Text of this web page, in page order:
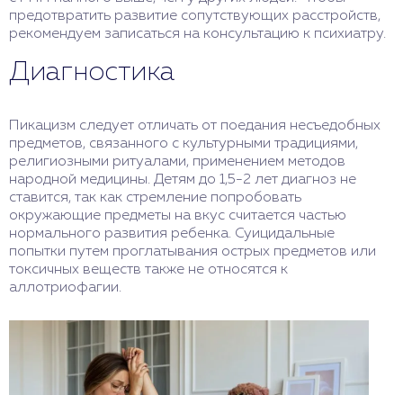
предотвратить развитие сопутствующих расстройств,
рекомендуем записаться на консультацию к психиатру.
Диагностика
Пикацизм следует отличать от поедания несъедобных
предметов, связанного с культурными традициями,
религиозными ритуалами, применением методов
народной медицины. Детям до 1,5-2 лет диагноз не
ставится, так как стремление попробовать
окружающие предметы на вкус считается частью
нормального развития ребенка. Суицидальные
попытки путем проглатывания острых предметов или
токсичных веществ также не относятся к
аллотриофагии.